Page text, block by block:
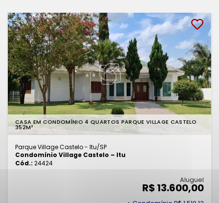
CASA EM CONDOMÍNIO 4 QUARTOS PARQUE VILLAGE CASTELO
352M²
Parque Village Castelo - Itu/SP
Condomínio Village Castelo – Itu
Cód.: 24424
Aluguel
R$ 13.600,00